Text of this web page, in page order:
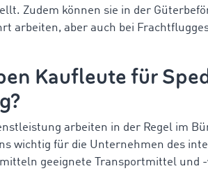
Zudem können sie in der
arbeiten, aber auch bei
Kaufleute für
arbeiten in der Regel im
wichtig für die Unternehmen des
geeignete Transportmittel und